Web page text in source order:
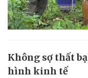
Không sợ thất
hình kinh tế